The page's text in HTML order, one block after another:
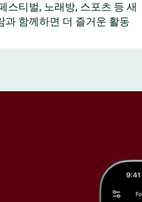
스티벌, 노래방, 스포츠 등 새
과 함께하면 더 즐거운 활동